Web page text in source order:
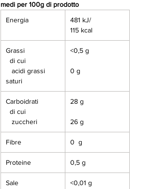
medi per 100g di prodotto
Energia
481 kJ/
115 kcal
Grassi
di cui
acidi grassi
saturi
<0,5 g
0 g
Carboidrati
di cui
zuccheri
28 g
26 g
Fibre 0 g
Proteine 0,5 g
Sale <0,01 g